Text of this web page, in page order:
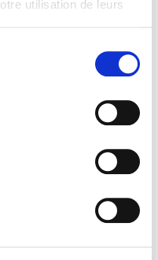
utilisation de leurs
Fundazioa
Baiona -